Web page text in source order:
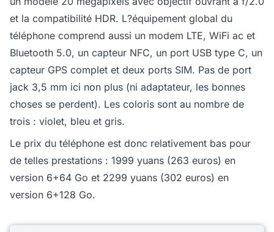
et la compatibilité HDR. L?équipement global du
téléphone comprend aussi un modem LTE, WiFi ac et
Bluetooth 5.0, un capteur NFC, un port USB type C, un
capteur GPS complet et deux ports SIM. Pas de port
jack 3,5 mm ici non plus (ni adaptateur, les bonnes
choses se perdent). Les coloris sont au nombre de
trois : violet, bleu et gris.
Le prix du téléphone est donc relativement bas pour
de telles prestations : 1999 yuans (263 euros) en
version 6+64 Go et 2299 yuans (302 euros) en
version 6+128 Go.